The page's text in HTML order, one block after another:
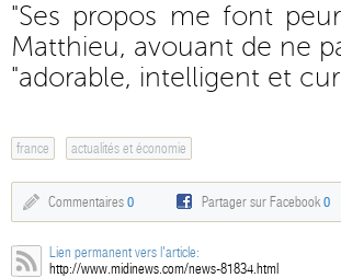
"Ses propos me font
Matthieu, avouant de ne
"adorable, intelligent et
france actualités et économie
Commentaires 0 Partager sur Facebook0
Lien permanent vers l'article:
http://www.midinews.com/news-81834.html